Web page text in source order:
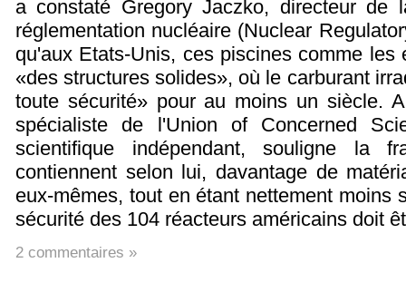
a constaté Gregory Jaczko, directeur de
réglementation nucléaire (Nuclear
qu'aux Etats-Unis, ces piscines comme les
«des structures solides», où le carburant
toute sécurité» pour au moins un siècle.
spécialiste de l'Union of Concerned
scientifique indépendant, souligne la
contiennent selon lui, davantage de
eux-mêmes, tout en étant nettement moins
sécurité des 104 réacteurs américains doit
2 commentaires »